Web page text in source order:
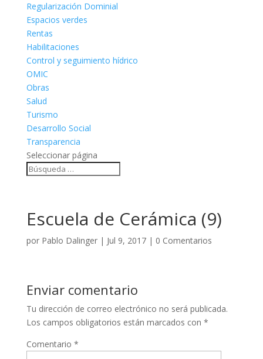
Regularización Dominial
Espacios verdes
Rentas
Habilitaciones
Control y seguimiento hídrico
OMIC
Obras
Salud
Turismo
Desarrollo Social
Transparencia
Seleccionar página
Escuela de Cerámica (9)
por Pablo Dalinger| Jul 9, 2017| 0 Comentarios
Enviar comentario
Tu dirección de correo electrónico no será publicada.
Los campos obligatorios están marcados con *
Comentario *